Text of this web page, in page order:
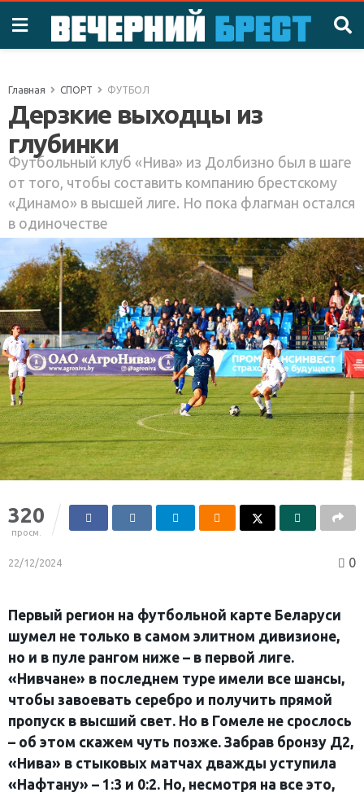
Главная СПОРТ ФУТБОЛ
Дерзкие выходцы из
глубинки
Футбольный клуб «Нива» из Долбизно был в шаге
от того, чтобы составить компанию брестскому
«Динамо» в высшей лиге. Но пока флагман остался
в одиночестве
320
просм.
22/12/2024 0
Первый регион на футбольной карте Беларуси
шумел не только в самом элитном дивизионе,
но и в пуле рангом ниже – в первой лиге.
«Нивчане» в последнем туре имели все шансы,
чтобы завоевать серебро и получить прямой
пропуск в высший свет. Но в Гомеле не срослось
– об этом скажем чуть позже. Забрав бронзу Д2,
«Нива» в стыковых матчах дважды уступила
«Нафтану» – 1:3 и 0:2. Но, несмотря на все это,